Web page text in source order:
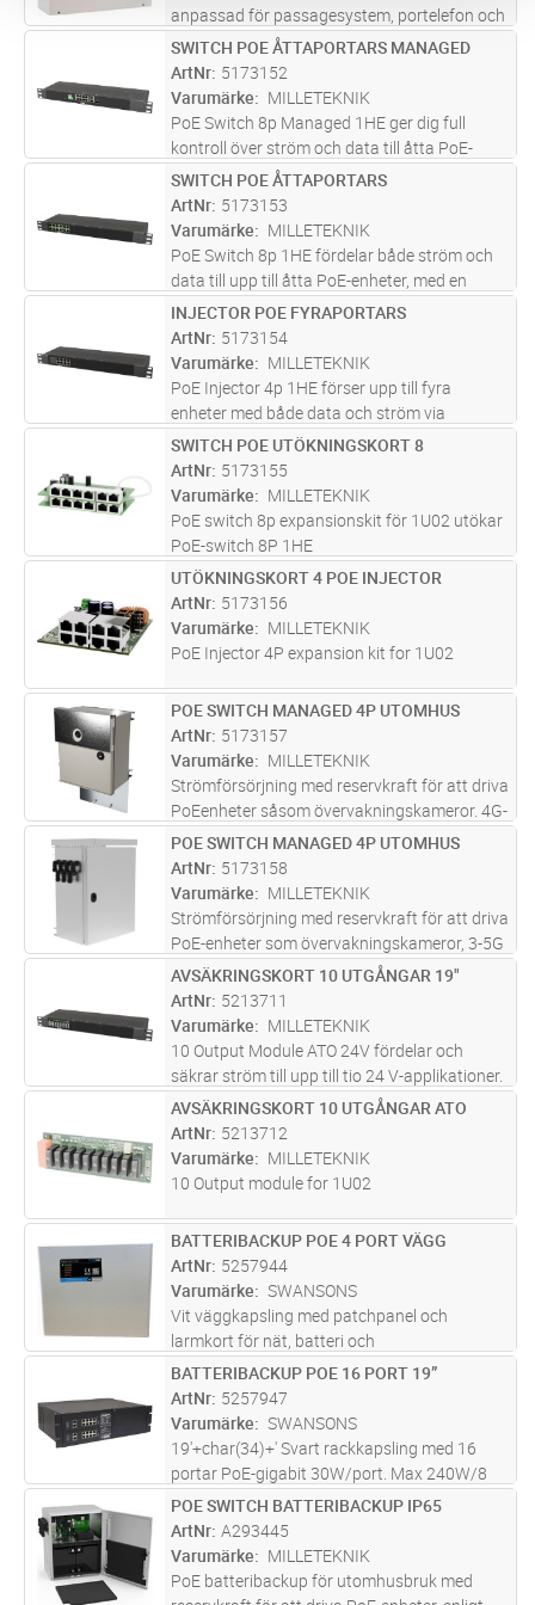
anpassad för passagesystem, portelefon och
kameraövervakning. PoE switch med 2st SFP-
portar gör att du aldrig behöver stå
handfallen, oavsett vilket behov du m
mer
ST Lägg i kundvagn
SWITCH POE ÅTTAPORTARS MANAGED
ArtNr 5173152
Varumärke
MILLETEKNIK
PoE Switch 8p Managed 1HE ger dig full
kontroll över ström och data till åtta PoE-
enheter, med en effekt på 30,8 W per port. Den
monteras enkelt i ett 19” rack och har
dessutom två LAN-portar för ext
ST Lägg i kundvagn
SWITCH POE ÅTTAPORTARS
ArtNr 5173153
Varumärke
MILLETEKNIK
PoE Switch 8p 1HE fördelar både ström och
data till upp till åtta PoE-enheter, med en
effekt på 30,8 W per port. Den monteras
smidigt i ett 19” rack och har dessutom fyra
LAN-portar för extra anslutn
ST Lägg i kundvagn
INJECTOR POE FYRAPORTARS
ArtNr 5173154
Varumärke
MILLETEKNIK
PoE Injector 4p 1HE förser upp till fyra
enheter med både data och ström via
nätverkskabel, vilket förenklar installationer
och eliminerar behovet av separata
strömkällor. Monteras enkelt i ett 19” r
mer
ST Lägg i kundvagn
SWITCH POE UTÖKNINGSKORT 8
ArtNr 5173155
Varumärke
MILLETEKNIK
PoE switch 8p expansionskit för 1U02 utökar
PoE-switch 8P 1HE
ST Lägg i kundvagn
UTÖKNINGSKORT 4 POE INJECTOR
ArtNr 5173156
Varumärke
MILLETEKNIK
PoE Injector 4P expansion kit for 1U02
ST Lägg i kundvagn
POE SWITCH MANAGED 4P UTOMHUS
ArtNr 5173157
Varumärke
MILLETEKNIK
Strömförsörjning med reservkraft för att driva
PoEenheter såsom övervakningskameror. 4G-
5G router från Telenor En 24 V utgång för att
kunna driva andra larmkomponenter eller
stora PTZ-kameror. Fjärrö...läs mer
ST Lägg i kundvagn
POE SWITCH MANAGED 4P UTOMHUS
ArtNr 5173158
Varumärke
MILLETEKNIK
Strömförsörjning med reservkraft för att driva
PoE-enheter som övervakningskameror, 3-5G
routrar och har en 24 V utgång för att kunna
driva andra larmkomponenter.
Fjärrövervakning och styrning av PoE
mer
ST Lägg i kundvagn
AVSÄKRINGSKORT 10 UTGÅNGAR 19"
ArtNr 5213711
Varumärke
MILLETEKNIK
10 Output Module ATO 24V fördelar och
säkrar ström till upp till tio 24 V-applikationer.
Den monteras smidigt i ett 19” rack och
larmar vid säkringsfel via LED och relä. Tre
utgångar kan ställas som...läs mer
ST Lägg i kundvagn
AVSÄKRINGSKORT 10 UTGÅNGAR ATO
ArtNr 5213712
Varumärke
MILLETEKNIK
10 Output module for 1U02
ST Lägg i kundvagn
BATTERIBACKUP POE 4 PORT VÄGG
ArtNr 5257944
Varumärke
SWANSONS
Vit väggkapsling med patchpanel och
larmkort för nät, batteri och
laddningsspänningsfel. Extra batteriutgång
för större batteribank.
ST Lägg i kundvagn
BATTERIBACKUP POE 16 PORT 19”
ArtNr 5257947
Varumärke
SWANSONS
19'+char(34)+' Svart rackkapsling med 16
portar PoE-gigabit 30W/port. Max 240W/8
portar och max 480W total belastning.
Levereras med larmkort för nät, batteri och
laddningsspänningsfel. Extra batteri
ST Lägg i kundvagn
POE SWITCH BATTERIBACKUP IP65
ArtNr A293445
Varumärke
MILLETEKNIK
PoE batteribackup för utomhusbruk med